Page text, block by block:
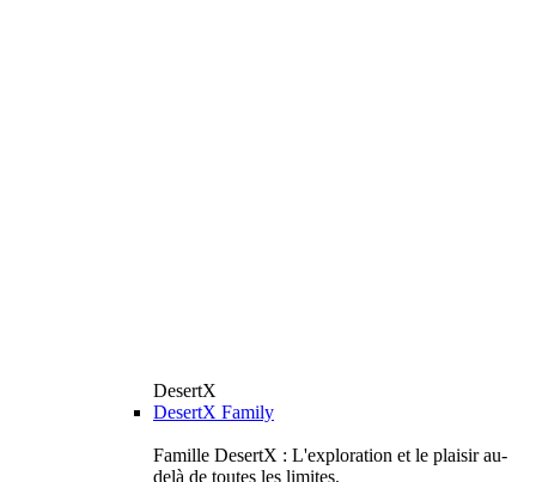
DesertX
DesertX Family
Famille DesertX : L'exploration et le plaisir au-
delà de toutes les limites.